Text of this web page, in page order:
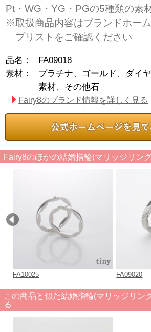
Pt・WG・YG・PGの5種類の素
※取扱商品内容はブランドホー
プリストをご確認ください
品名：
FA09018
素材：
プラチナ、ゴールド、ダイ
素材、その他石
Fairy8のブランド情報を詳しく見る
Fairy8のほかの結婚指輪(マリッジリン
FA10025 FA09020
この商品と似た結婚指輪(マリッジリン
る